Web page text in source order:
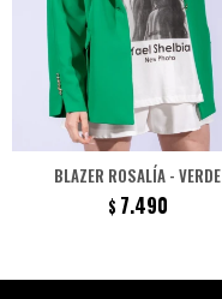
BLAZER ROSALÍA - VERDE
$ 7.490